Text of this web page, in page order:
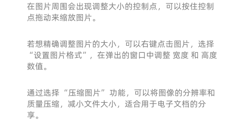
在图片周围会出现调整大小的控制点，可以按住控制
点拖动来缩放图片。
若想精确调整图片的大小，可以右键点击图片，选择
“设置图片格式”，在弹出的窗口中调整 宽度 和 高度
数值。
通过选择 “压缩图片” 功能，可以将图像的分辨率和
质量压缩，减小文件大小，适合用于电子文档的分
享。